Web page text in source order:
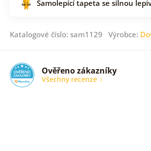
Samolepící tapeta se silnou
Katalogové číslo: sam1129 Výrobce:
Ověřeno zákazníky
Všechny recenze